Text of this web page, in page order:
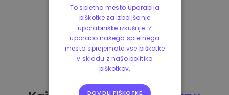
To spletno mesto uporablja
piškotke za izboljšanje
uporabniške izkušnje. Z
uporabo našega spletnega
mesta sprejemate vse piškotke
v skladu z našo politiko
piškotkov.
DOVOLI PIŠKOTKE